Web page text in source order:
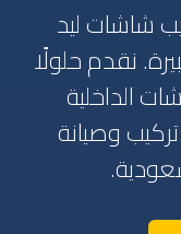
شاشات ليد
نقدم حلولًا
الداخلية
وصيانة